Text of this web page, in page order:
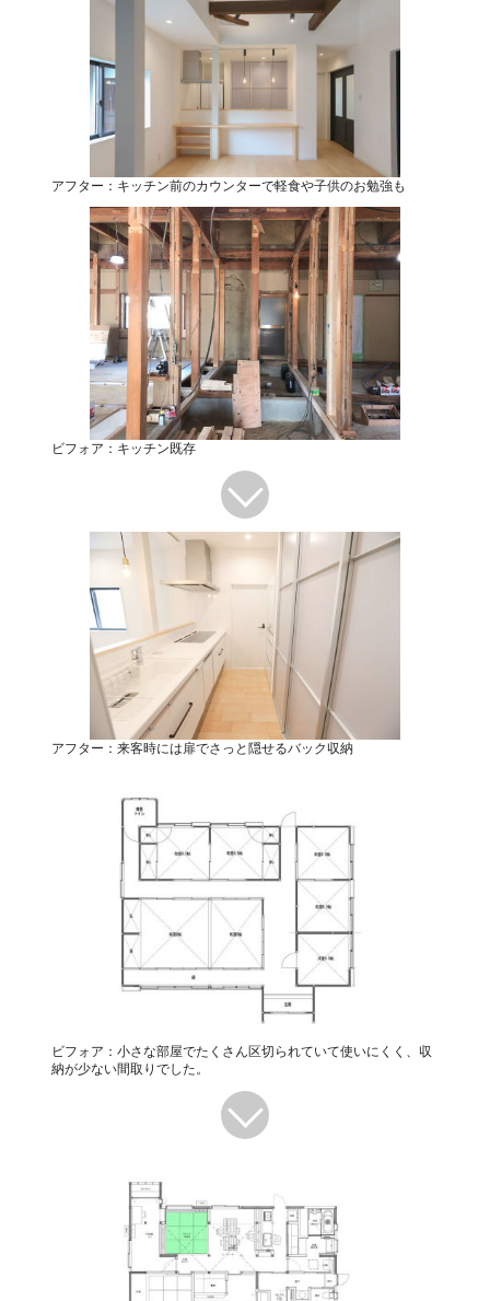
アフター：キッチン前のカウンターで軽食や子供のお勉強も
ビフォア：キッチン既存
アフター：来客時には扉でさっと隠せるバック収納
ビフォア：小さな部屋でたくさん区切られていて使いにくく、収
納が少ない間取りでした。